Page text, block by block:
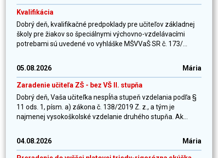
Kvalifikácia
Dobrý deň, kvalifikačné predpoklady pre učiteľov základnej
školy pre žiakov so špeciálnymi výchovno-vzdelávacími
potrebami sú uvedené vo vyhláške MŠVVaŠ SR č. 173/...
05.08.2026 Mária
Zaradenie učiteľa ZŠ - bez VŠ II. stupňa
Dobrý deň, Vaša učiteľka nespĺňa stupeň vzdelania podľa §
11 ods. 1, písm. a) zákona č. 138/2019 Z. z., a tým je
najmenej vysokoškolské vzdelanie druhého stupňa. Ak...
04.08.2026 Mária